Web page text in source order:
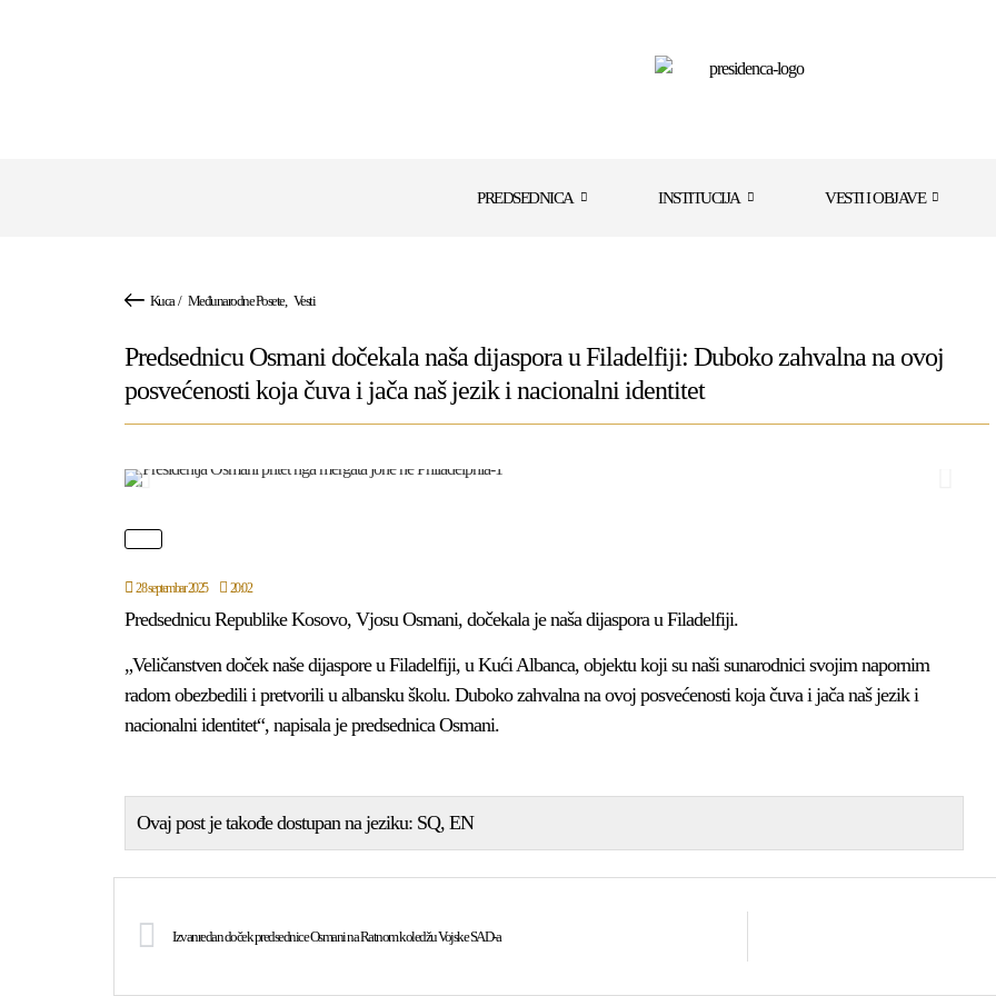
PREDSEDNICA INSTITUCIJA VESTI I OBJAVE
Kuca/ Međunarodne Posete, Vesti
Predsednicu Osmani dočekala naša dijaspora u Filadelfiji: Duboko zahvalna na ovoj
posvećenosti koja čuva i jača naš jezik i nacionalni identitet
28 septembar 2025 20:02
Predsednicu Republike Kosovo, Vjosu Osmani, dočekala je naša dijaspora u Filadelfiji.
„Veličanstven doček naše dijaspore u Filadelfiji, u Kući Albanca, objektu koji su naši sunarodnici svojim napornim
radom obezbedili i pretvorili u albansku školu. Duboko zahvalna na ovoj posvećenosti koja čuva i jača naš jezik i
nacionalni identitet“, napisala je predsednica Osmani.
Ovaj post je takođe dostupan na jeziku: SQ EN
Izvanredan doček predsednice Osmani na Ratnom koledžu Vojske SAD-a